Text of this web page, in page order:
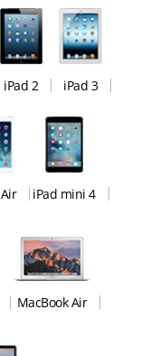
iPad 2 iPad 3
iPad mini 4
MacBook Air